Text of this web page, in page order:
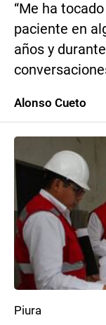
“Me ha
paciente en
años y
Alonso Cueto
Piura